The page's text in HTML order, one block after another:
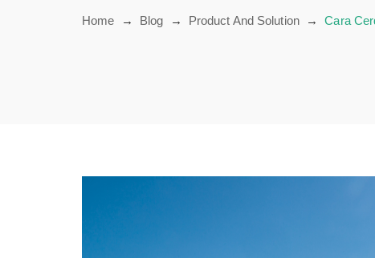
Home → Blog → Product And Solution→Cara